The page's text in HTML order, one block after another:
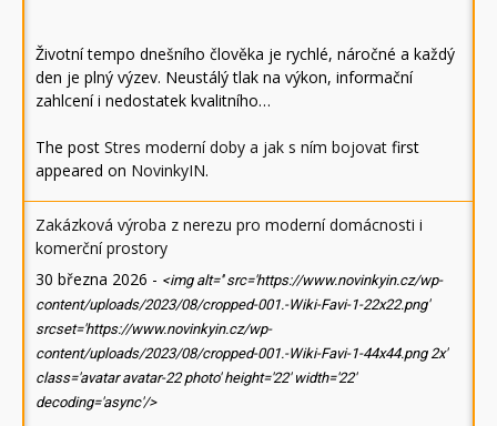
Životní tempo dnešního člověka je rychlé, náročné a každý
den je plný výzev. Neustálý tlak na výkon, informační
zahlcení i nedostatek kvalitního…
The post Stres moderní doby a jak s ním bojovat first
appeared on NovinkyIN.
Zakázková výroba z nerezu pro moderní domácnosti i
komerční prostory
30 března 2026 - <img alt='' src='https://www.novinkyin.cz/wp-
content/uploads/2023/08/cropped-001.-Wiki-Favi-1-22x22.png'
srcset='https://www.novinkyin.cz/wp-
content/uploads/2023/08/cropped-001.-Wiki-Favi-1-44x44.png 2x'
class='avatar avatar-22 photo' height='22' width='22'
decoding='async'/>